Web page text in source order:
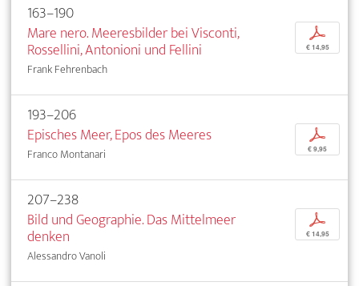
163–190
Mare nero. Meeresbilder bei Visconti,
Rossellini, Antonioni und Fellini
Frank Fehrenbach
p
€ 14,95
193–206
Episches Meer, Epos des Meeres
Franco Montanari
p
€ 9,95
207–238
Bild und Geographie. Das Mittelmeer
denken
Alessandro Vanoli
p
€ 14,95